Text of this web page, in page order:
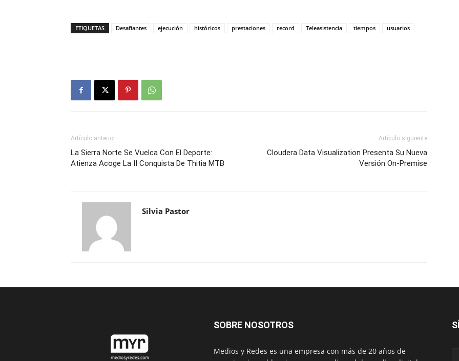
ETIQUETAS Desafiantes ejecución históricos prestaciones record Teleasistencia tiempos usuarios
Artículo anterior
La Sierra Norte Se Vuelca Con El Deporte:
Atienza Acoge La II Conquista De Thitia MTB
Artículo siguiente
Cloudera Data Visualization Presenta Su Nueva
Versión On-Premise
Silvia Pastor
SOBRE NOSOTROS
Medios y Redes es una empresa con más de 20 años de